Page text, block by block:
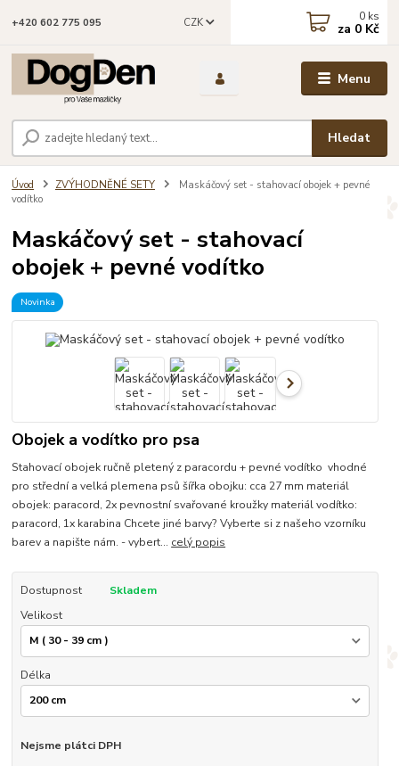
Menu
CZK
Hledat
+420 602 775 095 0 ks
za 0 Kč
Úvod ZVÝHODNĚNÉ SETY
Maskáčový set - stahovací obojek + pevné
vodítko
Maskáčový set - stahovací
obojek + pevné vodítko
Novinka
Obojek a vodítko pro psa
Stahovací obojek ručně pletený z paracordu + pevné vodítko vhodné
pro střední a velká plemena psů šířka obojku: cca 27 mm materiál
obojek: paracord, 2x pevnostní svařované kroužky materiál vodítko:
paracord, 1x karabina Chcete jiné barvy? Vyberte si z našeho vzorníku
barev a napište nám. - vybert... celý popis
Dostupnost
Skladem
Velikost
Délka
Nejsme plátci DPH